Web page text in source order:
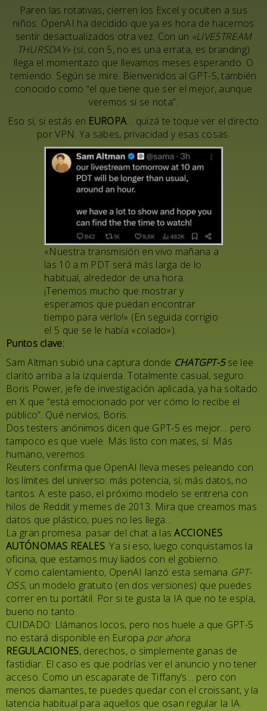
Paren las rotativas, cierren los Excel y oculten a sus
niños: OpenAI ha decidido que ya es hora de hacernos
sentir desactualizados otra vez. Con un «LIVE5TREAM
THURSDAY»(sí, con 5, no es una errata, es branding)
llega el momentazo que llevamos meses esperando. O
temiendo. Según se mire. Bienvenidos al GPT-5, también
conocido como “el que tiene que ser el mejor, aunque
veremos si se nota”.
Eso sí, si estás en EUROPA… quizá te toque ver el directo
por VPN. Ya sabes, privacidad y esas cosas.
«Nuestra transmisión en vivo mañana a
las 10 a.m PDT será más larga de lo
habitual, alrededor de una hora.
¡Tenemos mucho que mostrar y
esperamos que puedan encontrar
tiempo para verlo!» (En seguida corrigio
el 5 que se le había «colado»).
Puntos clave:
Sam Altman subió una captura donde CHATGPT-5 se lee
clarito arriba a la izquierda. Totalmente casual, seguro.
Boris Power, jefe de investigación aplicada, ya ha soltado
en X que “está emocionado por ver cómo lo recibe el
público”. Qué nervios, Boris.
Dos testers anónimos dicen que GPT-5 es mejor… pero
tampoco es que vuele. Más listo con mates, sí. Más
humano, veremos.
Reuters confirma que OpenAI lleva meses peleando con
los límites del universo: más potencia, sí; más datos, no
tantos. A este paso, el próximo modelo se entrena con
hilos de Reddit y memes de 2013. Mira que creamos mas
datos que plástico, pues no les llega…
La gran promesa: pasar del chat a lasACCIONES
AUTÓNOMAS REALES. Ya si eso, luego conquistamos la
oficina, que estamos muy liados con el gobierno.
Y como calentamiento, OpenAI lanzó esta semana GPT-
OSS, un modelo gratuito (en dos versiones) que puedes
correr en tu portátil. Por si te gusta la IA que no te espía,
bueno no tanto.
CUIDADO: Llámanos locos, pero nos huele a que GPT-5
no estará disponible en Europa por ahora.
REGULACIONES, derechos, o simplemente ganas de
fastidiar. El caso es que podrías ver el anuncio y no tener
acceso. Como un escaparate de Tiffany’s… pero con
menos diamantes, te puedes quedar con el croissant, y la
latencia habitual para aquellos que osan regular la IA.